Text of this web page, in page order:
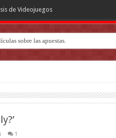
de Videojuegos
1